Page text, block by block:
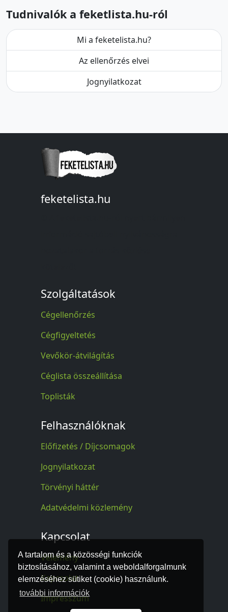
A tartalom és a közösségi funkciók
biztosításához, valamint a weboldalforgalmunk
elemzéséhez sütiket (cookie) használunk.
további információk
Tudnivalók a feketlista.hu-ról
Mi a feketelista.hu?
Az ellenőrzés elvei
Jognyilatkozat
feketelista.hu
Szolgáltatások
Cégellenőrzés
Cégfigyeltetés
Vevőkör-átvilágítás
Céglista összeállítása
Toplisták
Felhasználóknak
Előfizetés / Díjcsomagok
Jognyilatkozat
Törvényi háttér
Adatvédelmi közlemény
Kapcsolat
Vélemény
Kapcsolat
Impresszum